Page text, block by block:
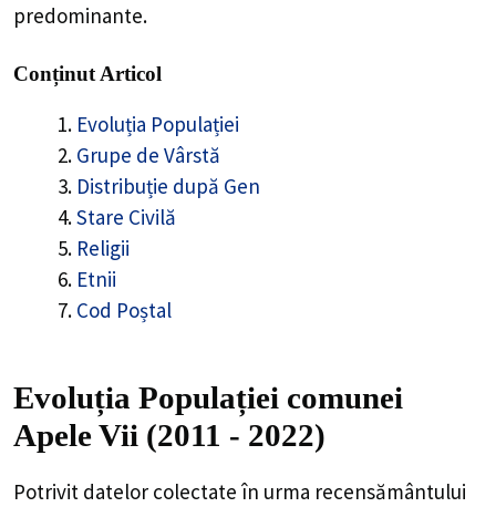
predominante.
Conținut Articol
Evoluția Populației
Grupe de Vârstă
Distribuție după Gen
Stare Civilă
Religii
Etnii
Cod Poștal
Evoluția Populației comunei
Apele Vii (2011 - 2022)
Potrivit datelor colectate în urma recensământului